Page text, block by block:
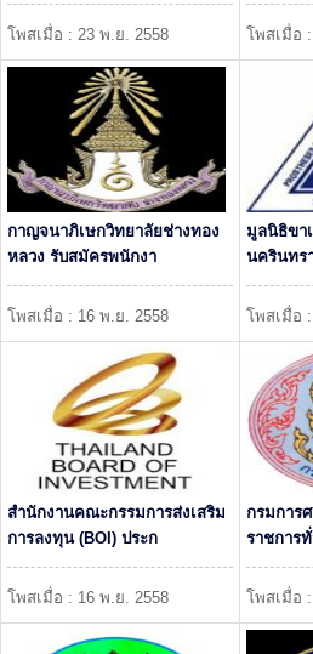
โพสเมื่อ : 23 พ.ย. 2558 โพสเมื่อ
กาญจนาภิเษกวิทยาลัยช่างทอง
หลวง รับสมัครพนักงา
โพสเมื่อ : 16 พ.ย. 2558
มูลนิธิขา
นครินทร
โพสเมื่อ
สำนักงานคณะกรรมการส่งเสริม
การลงทุน (BOI) ประก
โพสเมื่อ : 16 พ.ย. 2558
กรมการ
ราชการ
โพสเมื่อ